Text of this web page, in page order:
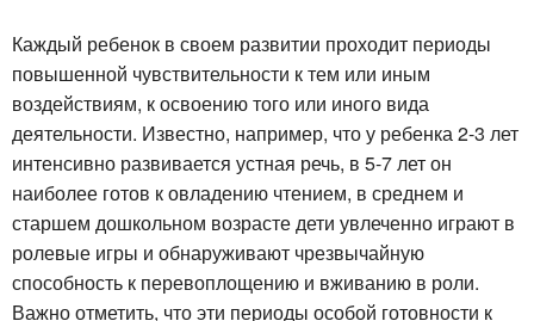
Каждый ребенок в своем развитии проходит периоды
повышенной чувствительности к тем или иным
воздействиям, к освоению того или иного вида
деятельности. Известно, например, что у ребенка 2-3 лет
интенсивно развивается устная речь, в 5-7 лет он
наиболее готов к овладению чтением, в среднем и
старшем дошкольном возрасте дети увлеченно играют в
ролевые игры и обнаруживают чрезвычайную
способность к перевоплощению и вживанию в роли.
Важно отметить, что эти периоды особой готовности к